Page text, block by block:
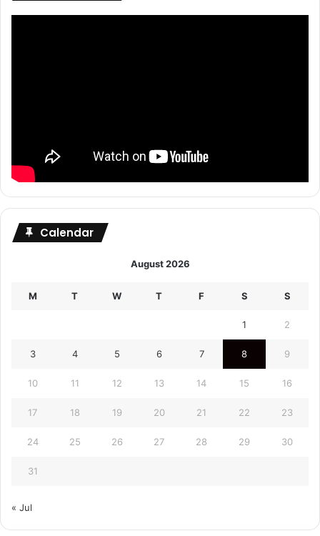
Calendar
August 2026
M T W T F S S
1 2
3 4 5 6 7 8 9
10 11 12 13 14 15 16
17 18 19 20 21 22 23
24 25 26 27 28 29 30
31
« Jul